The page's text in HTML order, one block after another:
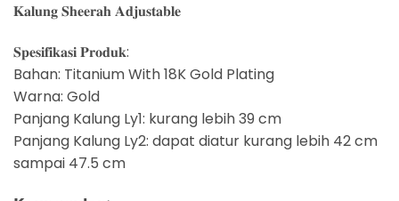
𝐊𝐚𝐥𝐮𝐧𝐠 𝐒𝐡𝐞𝐞𝐫𝐚𝐡 𝐀𝐝𝐣𝐮𝐬𝐭𝐚𝐛𝐥𝐞
𝐒𝐩𝐞𝐬𝐢𝐟𝐢𝐤𝐚𝐬𝐢 𝐏𝐫𝐨𝐝𝐮𝐤:
Bahan: Titanium With 18K Gold Plating
Warna: Gold
Panjang Kalung Ly1: kurang lebih 39 cm
Panjang Kalung Ly2: dapat diatur kurang lebih 42 cm
sampai 47.5 cm